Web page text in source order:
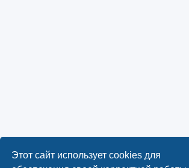
Этот сайт использует cookies для